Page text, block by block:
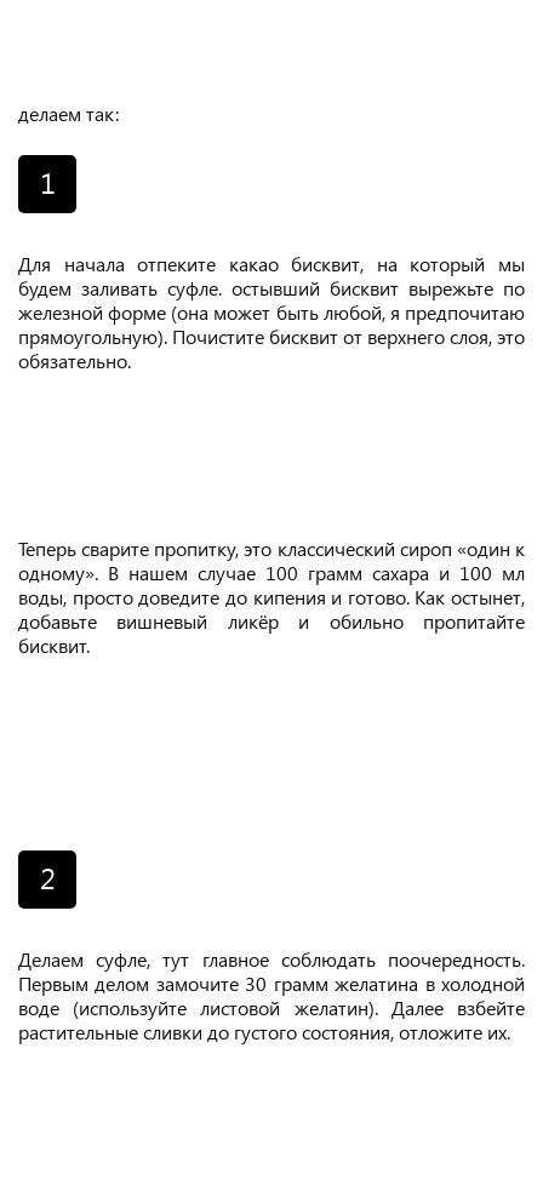
делаем так:
1
Для начала отпеките какао бисквит, на который мы
будем заливать суфле. остывший бисквит вырежьте по
железной форме (она может быть любой, я предпочитаю
прямоугольную). Почистите бисквит от верхнего слоя, это
обязательно.
Теперь сварите пропитку, это классический сироп «один к
одному». В нашем случае 100 грамм сахара и 100 мл
воды, просто доведите до кипения и готово. Как остынет,
добавьте вишневый ликёр и обильно пропитайте
бисквит.
2
Делаем суфле, тут главное соблюдать поочередность.
Первым делом замочите 30 грамм желатина в холодной
воде (используйте листовой желатин). Далее взбейте
растительные сливки до густого состояния, отложите их.